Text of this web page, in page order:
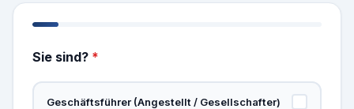
Sie sind? *
Geschäftsführer (Angestellt / Gesellschafter)